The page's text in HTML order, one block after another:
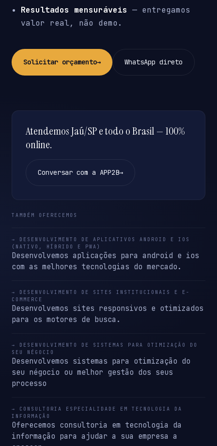
Resultados mensuráveis — entregamos
valor real, não demo.
Solicitar orçamento→ WhatsApp direto
Atendemos Jaú/SP e todo o Brasil — 100%
online.
Conversar com a APP2B→
TAMBÉM OFERECEMOS
→ DESENVOLVIMENTO DE APLICATIVOS ANDROID E IOS
(NATIVO, HÍBRIDO E PWA)
Desenvolvemos aplicações para android e ios
com as melhores tecnologias do mercado.
→ DESENVOLVIMENTO DE SITES INSTITUCIONAIS E E-
COMMERCE
Desenvolvemos sites responsivos e otimizados
para os motores de busca.
→ DESENVOLVIMENTO DE SISTEMAS PARA OTIMIZAÇÃO DO
SEU NÉGOCIO
Desenvolvemos sistemas para otimização do
seu négocio ou melhor gestão dos seus
processo
→ CONSULTORIA ESPECIALIDADE EM TECNOLOGIA DA
INFORMAÇÃO
Oferecemos consultoria em tecnologia da
informação para ajudar a sua empresa a